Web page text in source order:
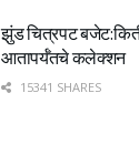
झुंड चित्रपट
आतापर्यँतचे कलेक्शन
15341 SHARES